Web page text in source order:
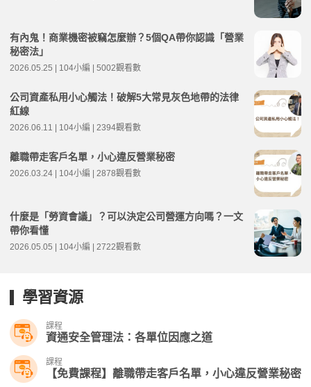
有內鬼！商業機密被竊怎麼辦？5個QA帶你認識「營業
秘密法」
2026.05.25 | 104小編 | 5002觀看數
公司資產私用小心觸法！破解5大常見灰色地帶的法律
紅線
2026.06.11 | 104小編 | 2394觀看數
離職帶走客戶名單，小心違反營業秘密
2026.03.24 | 104小編 | 2878觀看數
什麼是「勞資會議」？可以決定公司營運方向嗎？一文
帶你看懂
2026.05.05 | 104小編 | 2722觀看數
學習資源
課程
資通安全管理法：各單位因應之道
課程
【免費課程】離職帶走客戶名單，小心違反營業秘密